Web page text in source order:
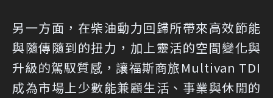
另一方面，在柴油動力回歸所帶來高效節能
與隨傳隨到的扭力，加上靈活的空間變化與
升級的駕馭質感，讓福斯商旅Multivan TDI
成為市場上少數能兼顧生活、事業與休閒的